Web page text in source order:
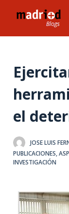
l
n
e
el
JOSE LUIS
PUBLICACIONES,
INVESTIGACIÓN